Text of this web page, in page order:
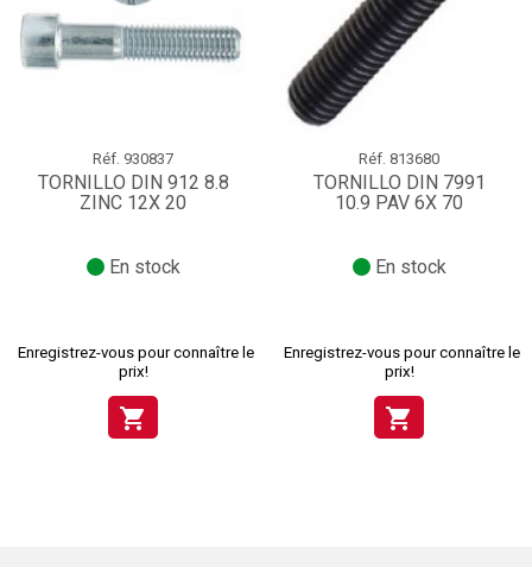
Réf. 930837
TORNILLO DIN 912 8.8
ZINC 12X 20
En stock
Enregistrez-vous pour connaître le
prix!
shopping_cart
Réf. 813680
TORNILLO DIN 7991
10.9 PAV 6X 70
En stock
Enregistrez-vous pour connaître le
prix!
shopping_cart